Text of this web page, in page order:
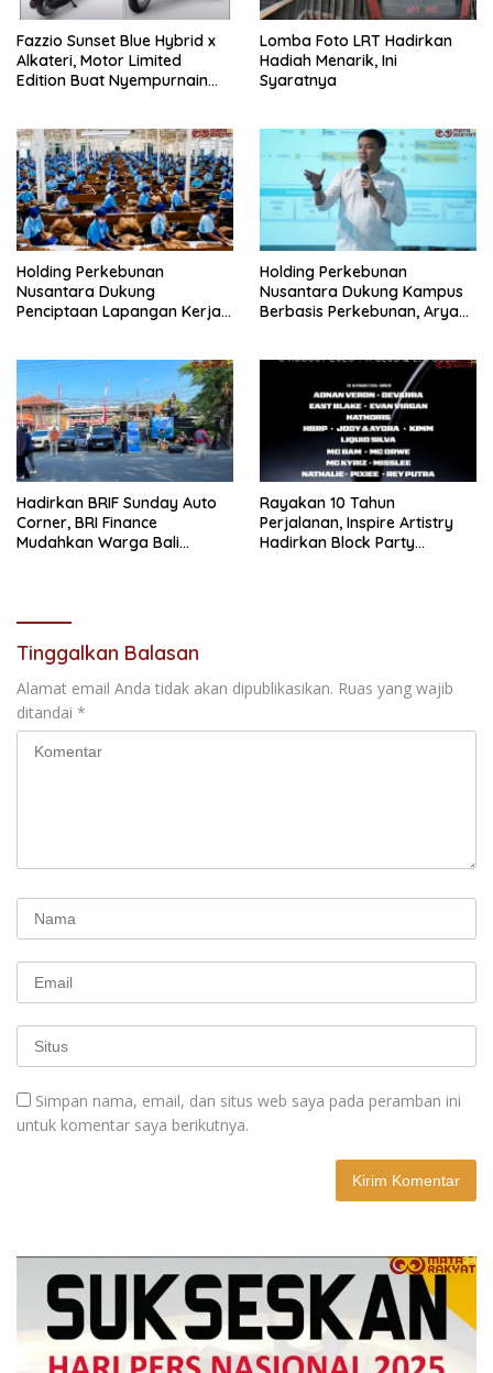
Fazzio Sunset Blue Hybrid x
Alkateri, Motor Limited
Edition Buat Nyempurnain
Lomba Foto LRT Hadirkan
Hadiah Menarik, Ini
Syaratnya
Holding Perkebunan
Nusantara Dukung
Penciptaan Lapangan Kerja,
Holding Perkebunan
Nusantara Dukung Kampus
Berbasis Perkebunan, Arya
Pertama Magister ITSI
Hadirkan BRIF Sunday Auto
Corner, BRI Finance
Mudahkan Warga Bali
Rayakan 10 Tahun
Perjalanan, Inspire Artistry
Hadirkan Block Party
Tinggalkan Balasan
Alamat email Anda tidak akan dipublikasikan. Ruas yang wajib
ditandai *
Simpan nama, email, dan situs web saya pada peramban ini
untuk komentar saya berikutnya.